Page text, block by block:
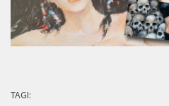
TAGI: